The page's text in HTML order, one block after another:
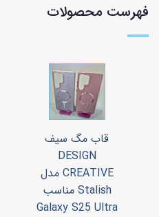
فهرست محصولات
قاب مگ سیف
DESIGN
CREATIVE مدل
Stalish مناسب
Galaxy S25 Ultra